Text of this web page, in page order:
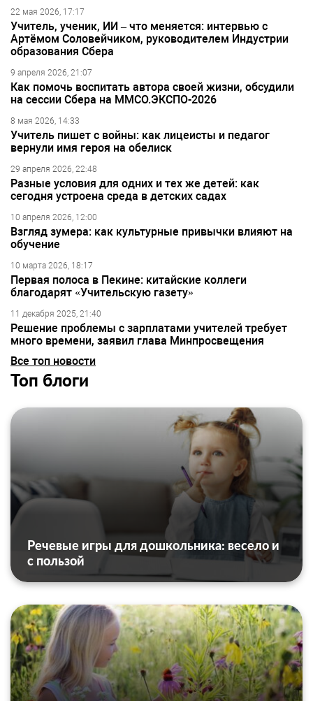
22 мая 2026, 17:17
Учитель, ученик, ИИ – что меняется: интервью с
Артёмом Соловейчиком, руководителем Индустрии
образования Сбера
9 апреля 2026, 21:07
Как помочь воспитать автора своей жизни, обсудили
на сессии Сбера на ММСО.ЭКСПО-2026
8 мая 2026, 14:33
Учитель пишет с войны: как лицеисты и педагог
вернули имя героя на обелиск
29 апреля 2026, 22:48
Разные условия для одних и тех же детей: как
сегодня устроена среда в детских садах
10 апреля 2026, 12:00
Взгляд зумера: как культурные привычки влияют на
обучение
10 марта 2026, 18:17
Первая полоса в Пекине: китайские коллеги
благодарят «Учительскую газету»
11 декабря 2025, 21:40
Решение проблемы с зарплатами учителей требует
много времени, заявил глава Минпросвещения
Все топ новости
Топ блоги
Речевые игры для дошкольника: весело и
с пользой